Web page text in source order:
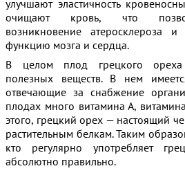
улучшают эластичность
очищают кровь, что
возникновение атеросклероза и
функцию мозга и сердца.
В целом плод грецкого ореха
полезных веществ. В нем
отвечающие за снабжение
плодах много витамина А,
этого, грецкий орех — настоящий
растительным белкам. Таким
кто регулярно употребляет
абсолютно правильно.